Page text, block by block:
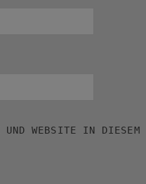
WEBSITE IN DIESEM